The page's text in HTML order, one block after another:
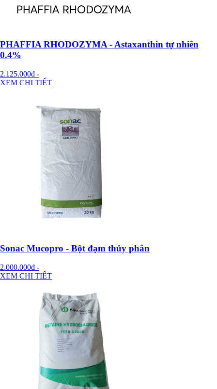
PHAFFIA RHODOZYMA - Astaxanthin tự nhiên
0.4%
2.125.000đ -
XEM CHI TIẾT
Sonac Mucopro - Bột đạm thủy phân
2.000.000đ -
XEM CHI TIẾT